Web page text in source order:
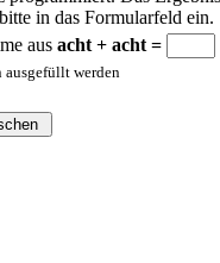
in das Formularfeld ein.
aus acht + acht =
ausgefüllt werden